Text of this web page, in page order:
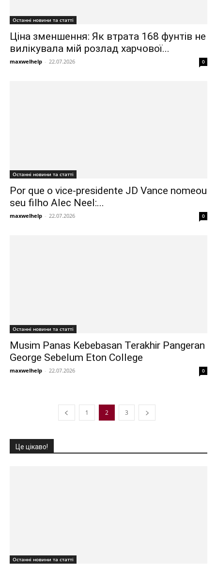
Останні новини та статті
Ціна зменшення: Як втрата 168 фунтів не
вилікувала мій розлад харчової...
maxwelhelp - 22.07.2026 0
Останні новини та статті
Por que o vice-presidente JD Vance nomeou
seu filho Alec Neel:...
maxwelhelp - 22.07.2026 0
Останні новини та статті
Musim Panas Kebebasan Terakhir Pangeran
George Sebelum Eton College
maxwelhelp - 22.07.2026 0
1 2 3
Це цікаво!
Останні новини та статті